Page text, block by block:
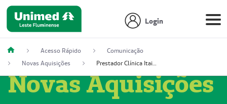
Login
Acesso Rápido
Comunicação
Novas Aquisições
Prestador Clínica Itaipú Ltda (51004348-2)
Novas Aquisições